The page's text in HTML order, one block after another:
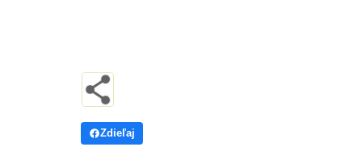
Zdieľaj